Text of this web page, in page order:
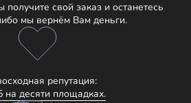
получите свой заказ и останетесь
мы вернём Вам деньги.
репутация:
на десяти площадках.